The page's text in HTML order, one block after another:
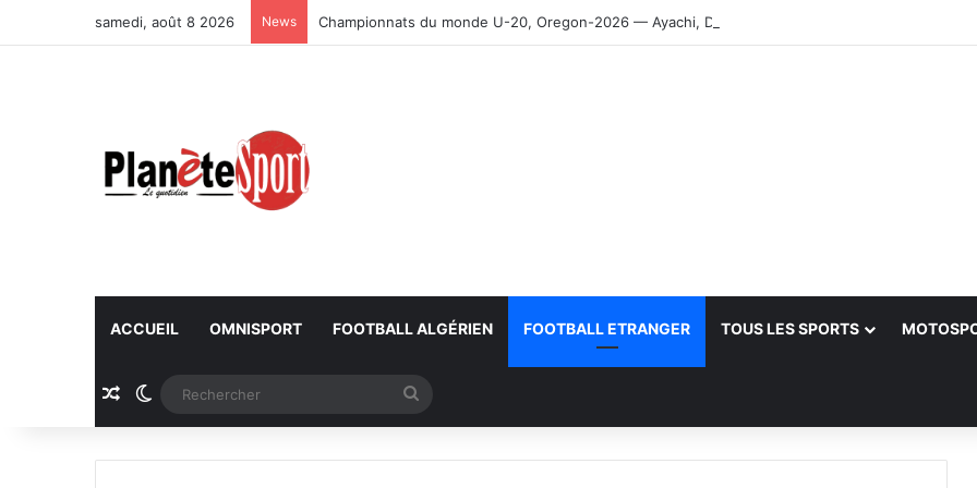
samedi, août 8 2026 News Championnats du monde U-20, Oregon-2026 — Ayachi, Dissa, Touahria et Ghezali en finale
ACCUEIL OMNISPORT FOOTBALL ALGÉRIEN FOOTBALL ETRANGER TOUS LES SPORTS
Article Aléatoire
Switch skin